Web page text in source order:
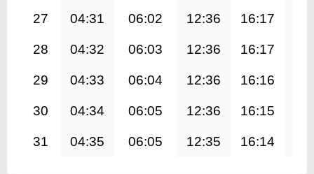
27 04:31 06:02 12:36 16:17
28 04:32 06:03 12:36 16:17
29 04:33 06:04 12:36 16:16
30 04:34 06:05 12:36 16:15
31 04:35 06:05 12:35 16:14